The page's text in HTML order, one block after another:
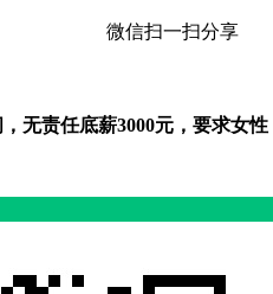
微信扫一扫分享
无责任底薪3000元，要求女